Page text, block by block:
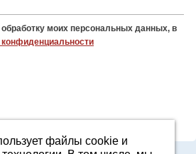
моих персональных данных, в
конфиденциальности
файлы cookie и